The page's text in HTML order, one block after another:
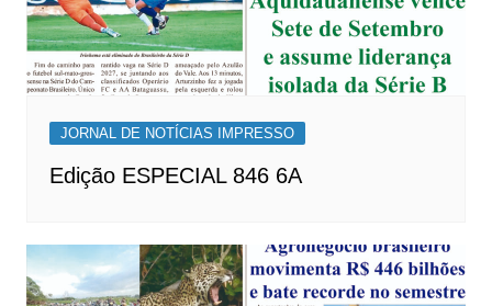
JORNAL DE NOTÍCIAS IMPRESSO
Edição ESPECIAL 846 6A